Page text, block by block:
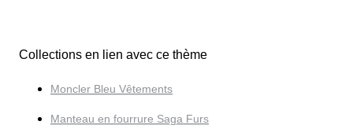
Collections en lien avec ce thème
Moncler Bleu Vêtements
Manteau en fourrure Saga Furs